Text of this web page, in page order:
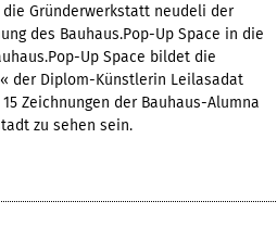
Gründerwerkstatt neudeli der
des Bauhaus.Pop-Up Space in die
Up Space bildet die
der Diplom-Künstlerin Leilasadat
Zeichnungen der Bauhaus-Alumna
zu sehen sein.